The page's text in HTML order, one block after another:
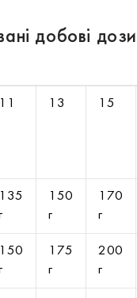
добові дози
13 15
135
150
г
170
г
150
175
г
200
г